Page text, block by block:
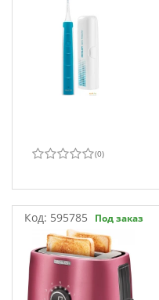
(0)
Код: 595785 Под заказ